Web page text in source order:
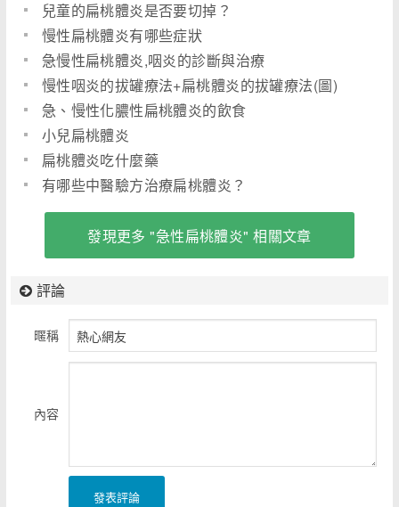
兒童的扁桃體炎是否要切掉？
慢性扁桃體炎有哪些症狀
急慢性扁桃體炎,咽炎的診斷與治療
慢性咽炎的拔罐療法+扁桃體炎的拔罐療法(圖)
急、慢性化膿性扁桃體炎的飲食
小兒扁桃體炎
扁桃體炎吃什麼藥
有哪些中醫驗方治療扁桃體炎？
發現更多 "急性扁桃體炎" 相關文章
評論
暱稱
內容
發表評論